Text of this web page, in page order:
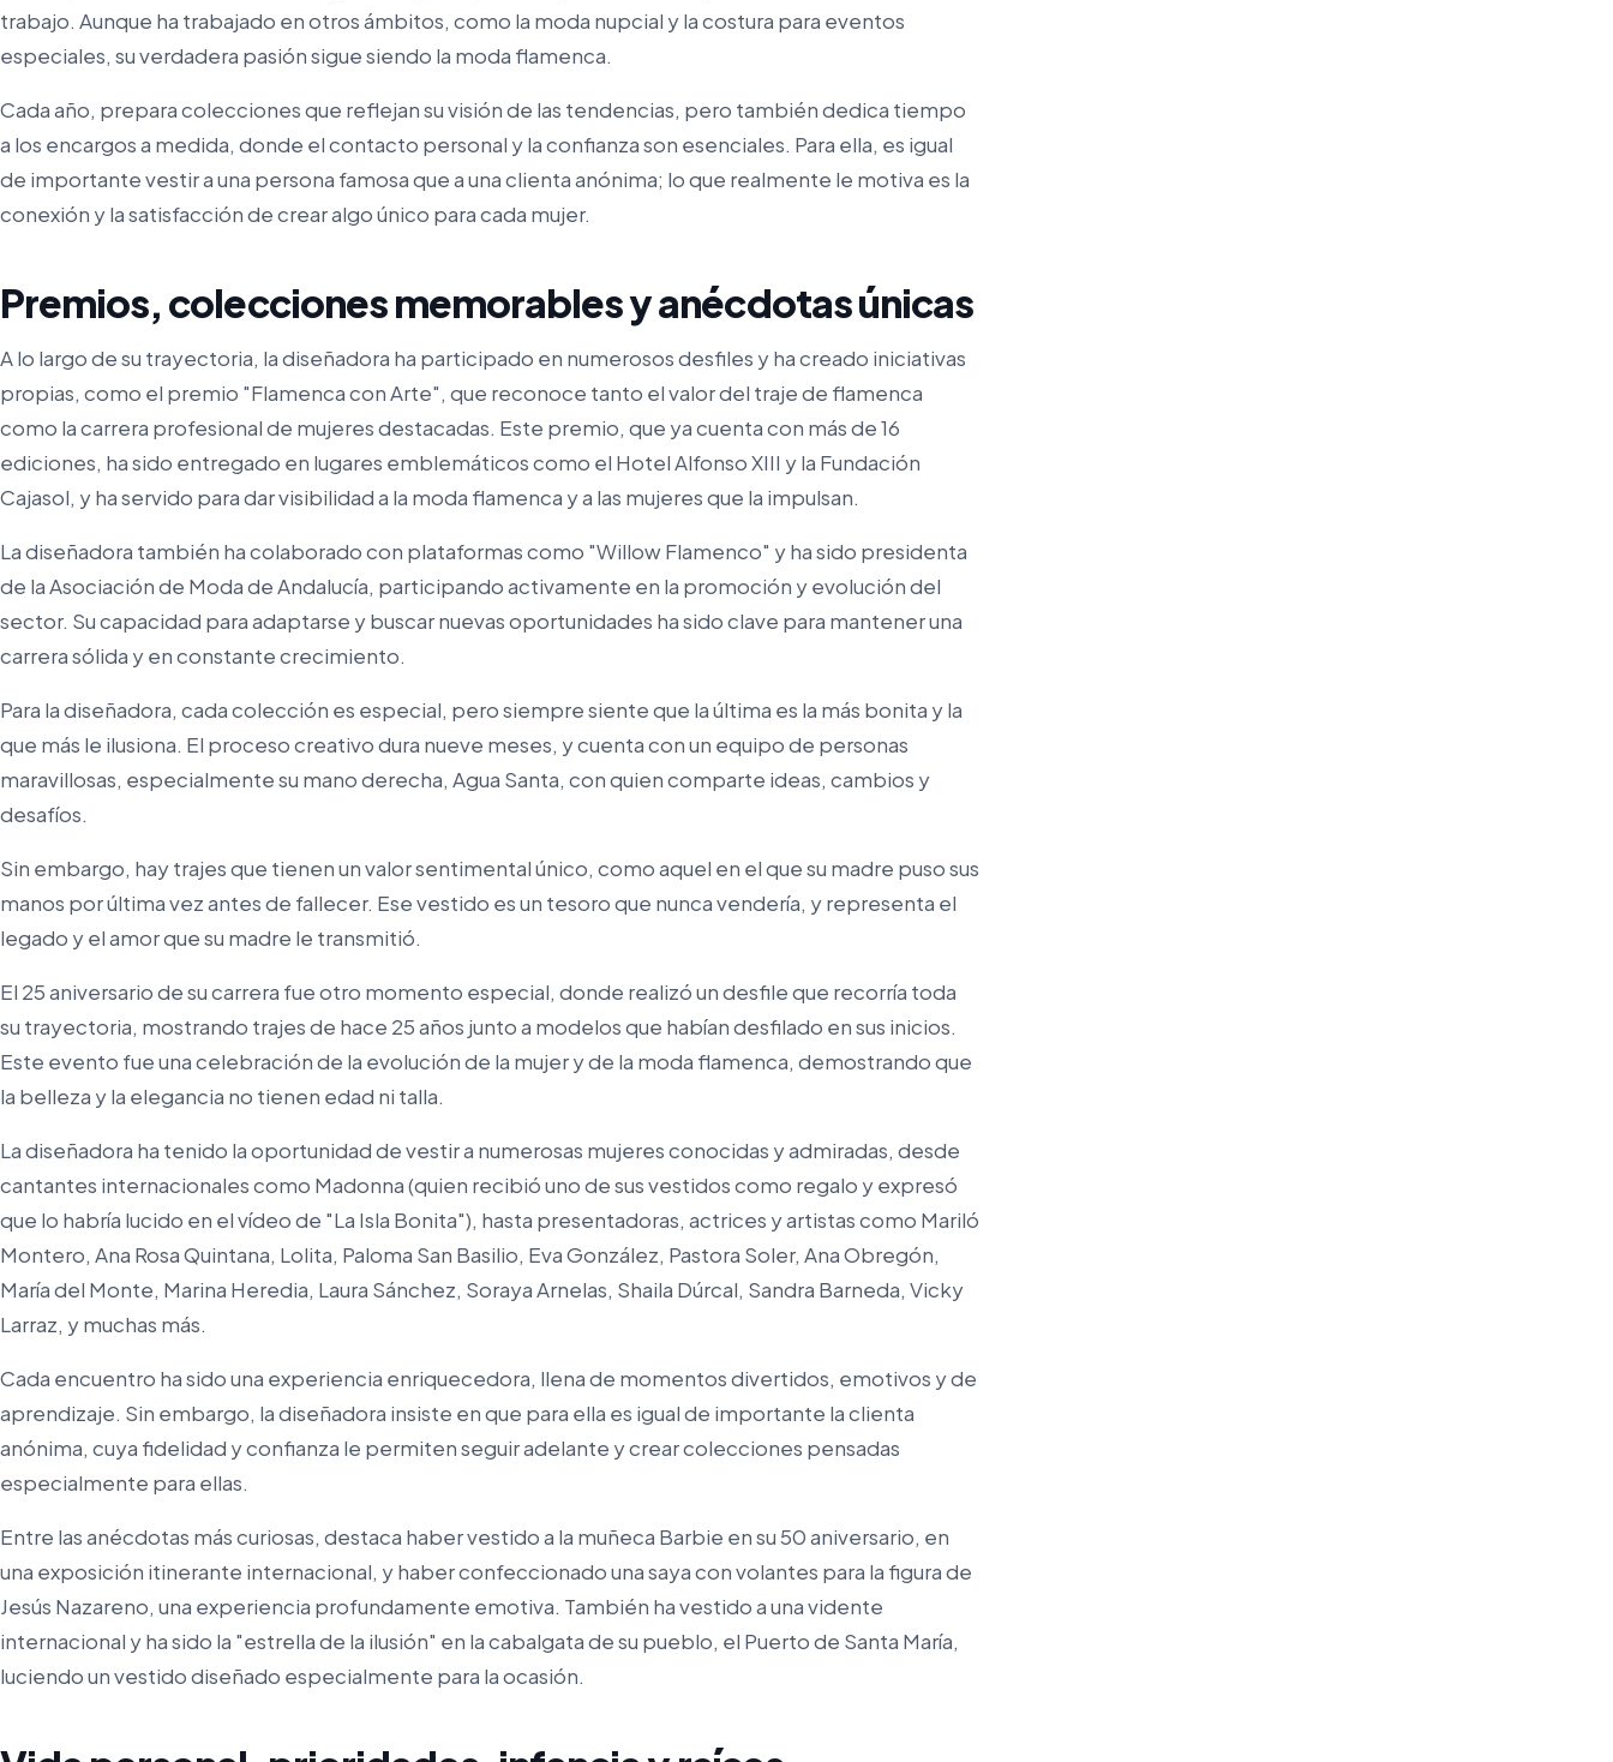
trabajo. Aunque ha trabajado en otros ámbitos, como la moda nupcial y la costura para eventos
especiales, su verdadera pasión sigue siendo la moda flamenca.
Cada año, prepara colecciones que reflejan su visión de las tendencias, pero también dedica tiempo
a los encargos a medida, donde el contacto personal y la confianza son esenciales. Para ella, es igual
de importante vestir a una persona famosa que a una clienta anónima; lo que realmente le motiva es la
conexión y la satisfacción de crear algo único para cada mujer.
Premios, colecciones memorables y anécdotas únicas
A lo largo de su trayectoria, la diseñadora ha participado en numerosos desfiles y ha creado iniciativas
propias, como el premio "Flamenca con Arte", que reconoce tanto el valor del traje de flamenca
como la carrera profesional de mujeres destacadas. Este premio, que ya cuenta con más de 16
ediciones, ha sido entregado en lugares emblemáticos como el Hotel Alfonso XIII y la Fundación
Cajasol, y ha servido para dar visibilidad a la moda flamenca y a las mujeres que la impulsan.
La diseñadora también ha colaborado con plataformas como "Willow Flamenco" y ha sido presidenta
de la Asociación de Moda de Andalucía, participando activamente en la promoción y evolución del
sector. Su capacidad para adaptarse y buscar nuevas oportunidades ha sido clave para mantener una
carrera sólida y en constante crecimiento.
Para la diseñadora, cada colección es especial, pero siempre siente que la última es la más bonita y la
que más le ilusiona. El proceso creativo dura nueve meses, y cuenta con un equipo de personas
maravillosas, especialmente su mano derecha, Agua Santa, con quien comparte ideas, cambios y
desafíos.
Sin embargo, hay trajes que tienen un valor sentimental único, como aquel en el que su madre puso sus
manos por última vez antes de fallecer. Ese vestido es un tesoro que nunca vendería, y representa el
legado y el amor que su madre le transmitió.
El 25 aniversario de su carrera fue otro momento especial, donde realizó un desfile que recorría toda
su trayectoria, mostrando trajes de hace 25 años junto a modelos que habían desfilado en sus inicios.
Este evento fue una celebración de la evolución de la mujer y de la moda flamenca, demostrando que
la belleza y la elegancia no tienen edad ni talla.
La diseñadora ha tenido la oportunidad de vestir a numerosas mujeres conocidas y admiradas, desde
cantantes internacionales como Madonna (quien recibió uno de sus vestidos como regalo y expresó
que lo habría lucido en el vídeo de "La Isla Bonita"), hasta presentadoras, actrices y artistas como Mariló
Montero, Ana Rosa Quintana, Lolita, Paloma San Basilio, Eva González, Pastora Soler, Ana Obregón,
María del Monte, Marina Heredia, Laura Sánchez, Soraya Arnelas, Shaila Dúrcal, Sandra Barneda, Vicky
Larraz, y muchas más.
Cada encuentro ha sido una experiencia enriquecedora, llena de momentos divertidos, emotivos y de
aprendizaje. Sin embargo, la diseñadora insiste en que para ella es igual de importante la clienta
anónima, cuya fidelidad y confianza le permiten seguir adelante y crear colecciones pensadas
especialmente para ellas.
Entre las anécdotas más curiosas, destaca haber vestido a la muñeca Barbie en su 50 aniversario, en
una exposición itinerante internacional, y haber confeccionado una saya con volantes para la figura de
Jesús Nazareno, una experiencia profundamente emotiva. También ha vestido a una vidente
internacional y ha sido la "estrella de la ilusión" en la cabalgata de su pueblo, el Puerto de Santa María,
luciendo un vestido diseñado especialmente para la ocasión.